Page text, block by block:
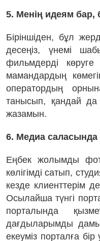
5. Менің идеям бар,
Біріншіден, бұл
десеңіз, үнемі
фильмдерді
мамандардың
оператордың
танысып, қандай
жазамын.
6. Медиа
Еңбек жолымды
көлігімді сатып,
кезде клиенттерім
Осылайша түнгі
порталында
дағдыларымды
екеуміз порталға